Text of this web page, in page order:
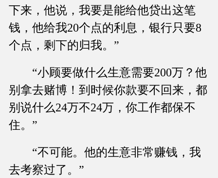
下来，他说，我要是能给他贷出这笔
钱，他给我20个点的利息，银行只要8
个点，剩下的归我。”
“小顾要做什么生意需要200万？他
别拿去赌博！到时候你款要不回来，都
别说什么24万不24万，你工作都保不
住。”
“不可能。他的生意非常赚钱，我
去考察过了。”